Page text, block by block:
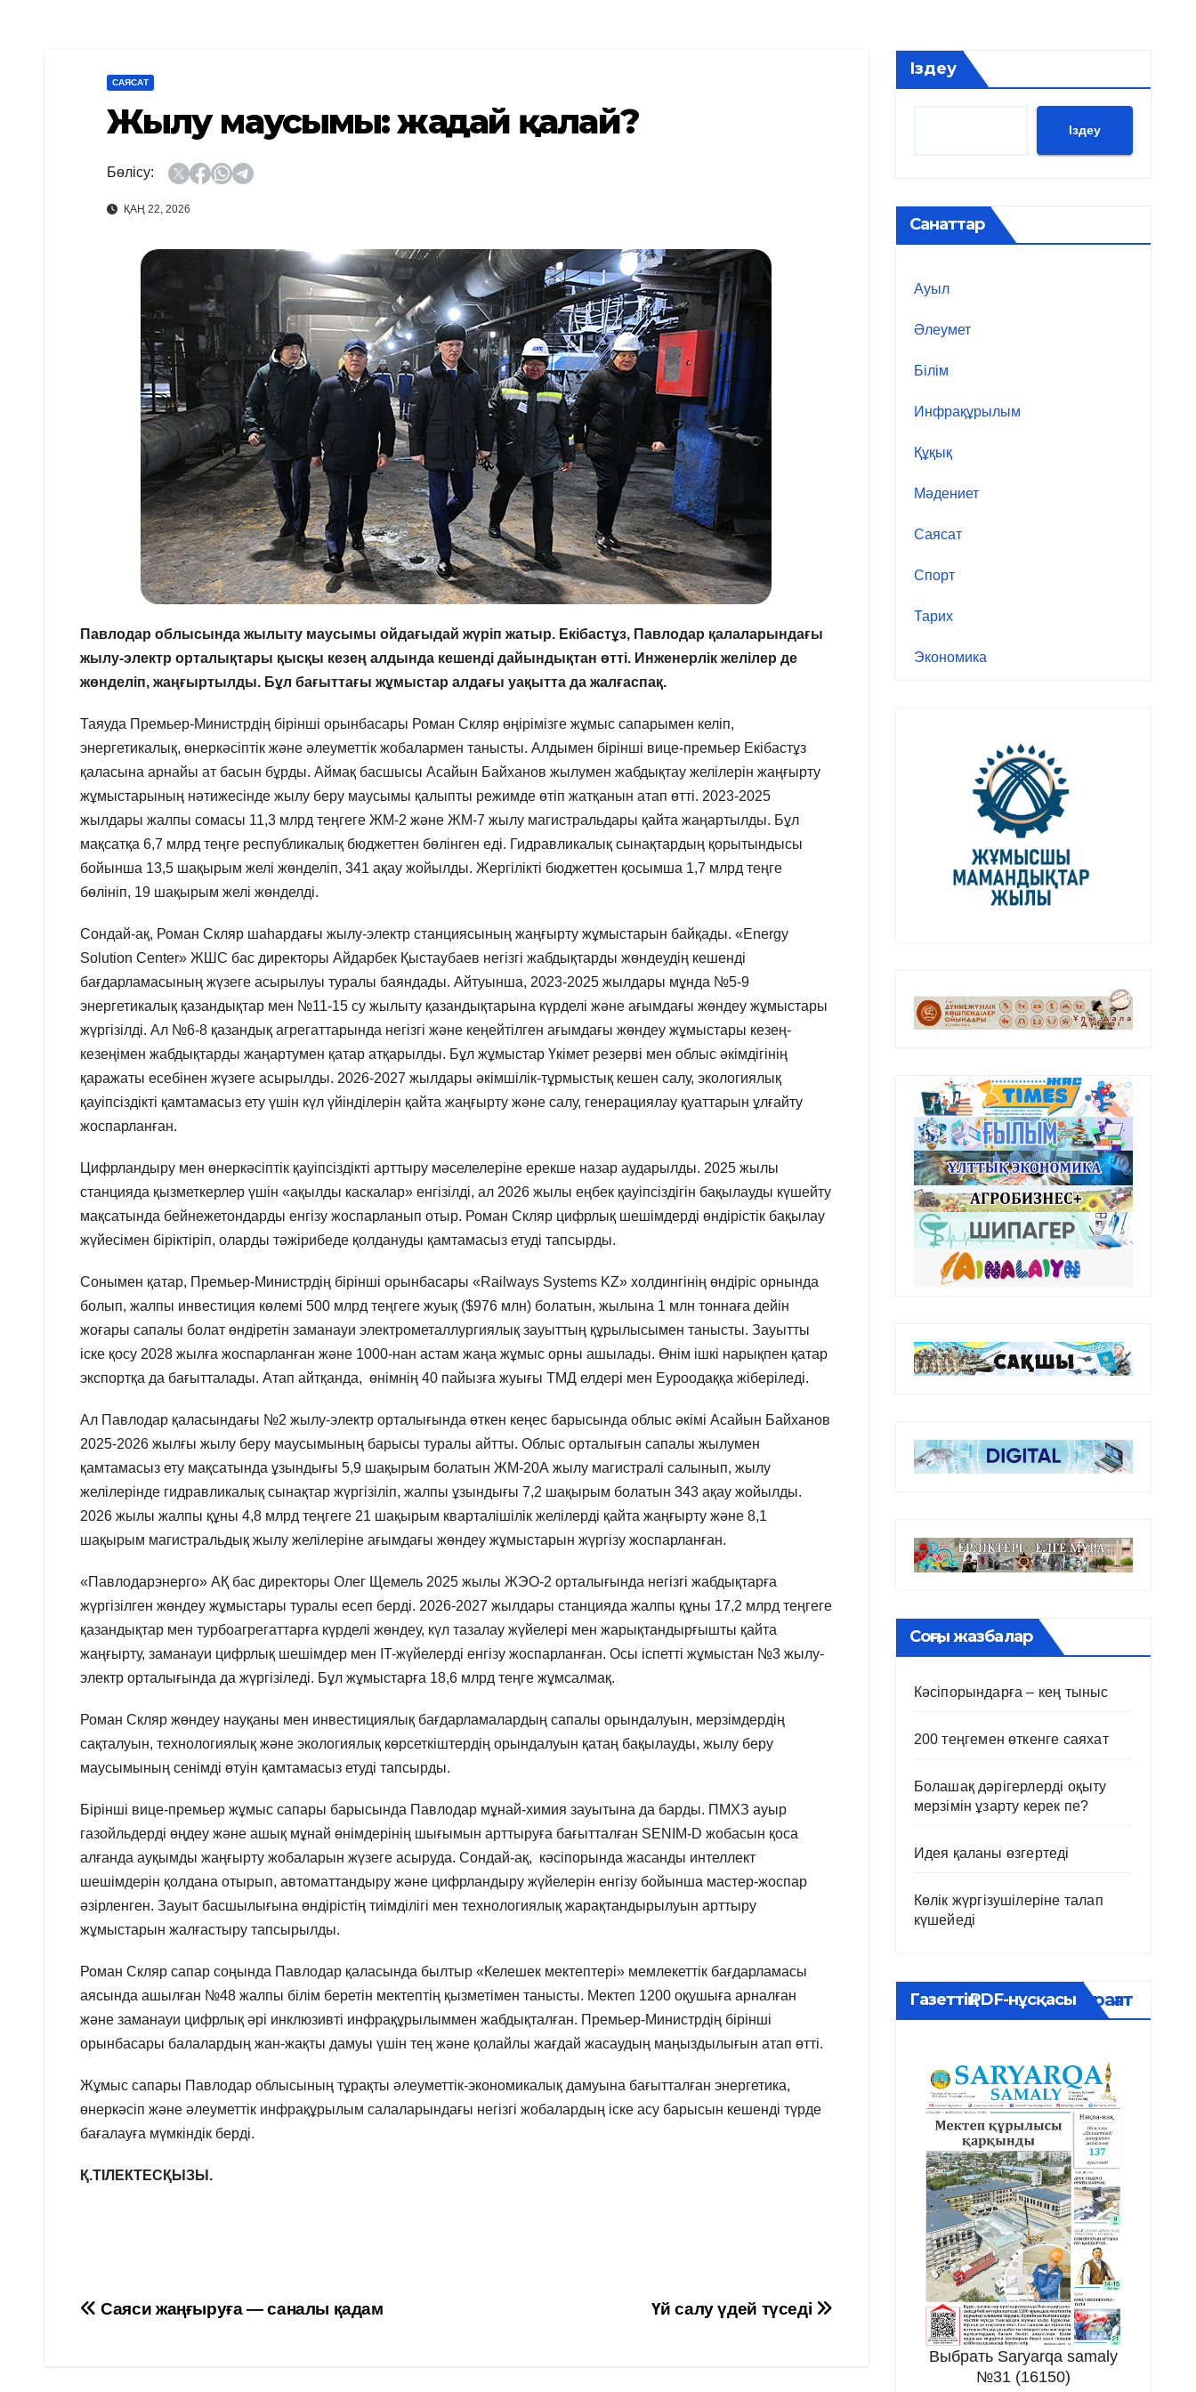
САЯСАТ
Жылу маусымы: жағдай қалай?
Бөлісу:
ҚАҢ 22, 2026
Павлодар облысында жылыту маусымы ойдағыдай жүріп жатыр. Екібастұз, Павлодар қалаларындағы
жылу-электр орталықтары қысқы кезең алдында кешенді дайындықтан өтті. Инженерлік желілер де
жөнделіп, жаңғыртылды. Бұл бағыттағы жұмыстар алдағы уақытта да жалғаспақ.
Таяуда Премьер-Министрдің бірінші орынбасары Роман Скляр өңірімізге жұмыс сапарымен келіп,
энергетикалық, өнеркәсіптік және әлеуметтік жобалармен танысты. Алдымен бірінші вице-премьер Екібастұз
қаласына арнайы ат басын бұрды. Аймақ басшысы Асайын Байханов жылумен жабдықтау желілерін жаңғырту
жұмыстарының нәтижесінде жылу беру маусымы қалыпты режимде өтіп жатқанын атап өтті. 2023-2025
жылдары жалпы сомасы 11,3 млрд теңгеге ЖМ-2 және ЖМ-7 жылу магистральдары қайта жаңартылды. Бұл
мақсатқа 6,7 млрд теңге республикалық бюджеттен бөлінген еді. Гидравликалық сынақтардың қорытындысы
бойынша 13,5 шақырым желі жөнделіп, 341 ақау жойылды. Жергілікті бюджеттен қосымша 1,7 млрд теңге
бөлініп, 19 шақырым желі жөнделді.
Сондай-ақ, Роман Скляр шаһардағы жылу-электр станциясының жаңғырту жұмыстарын байқады. «Energy
Solution Center» ЖШС бас директоры Айдарбек Қыстаубаев негізгі жабдықтарды жөндеудің кешенді
бағдарламасының жүзеге асырылуы туралы баяндады. Айтуынша, 2023-2025 жылдары мұнда №5-9
энергетикалық қазандықтар мен №11-15 су жылыту қазандықтарына күрделі және ағымдағы жөндеу жұмыстары
жүргізілді. Ал №6-8 қазандық агрегаттарында негізгі және кеңейтілген ағымдағы жөндеу жұмыстары кезең-
кезеңімен жабдықтарды жаңартумен қатар атқарылды. Бұл жұмыстар Үкімет резерві мен облыс әкімдігінің
қаражаты есебінен жүзеге асырылды. 2026-2027 жылдары әкімшілік-тұрмыстық кешен салу, экологиялық
қауіпсіздікті қамтамасыз ету үшін күл үйінділерін қайта жаңғырту және салу, генерациялау қуаттарын ұлғайту
жоспарланған.
Цифрландыру мен өнеркәсіптік қауіпсіздікті арттыру мәселелеріне ерекше назар аударылды. 2025 жылы
станцияда қызметкерлер үшін «ақылды каскалар» енгізілді, ал 2026 жылы еңбек қауіпсіздігін бақылауды күшейту
мақсатында бейнежетондарды енгізу жоспарланып отыр. Роман Скляр цифрлық шешімдерді өндірістік бақылау
жүйесімен біріктіріп, оларды тәжірибеде қолдануды қамтамасыз етуді тапсырды.
Сонымен қатар, Премьер-Министрдің бірінші орынбасары «Railways Systems KZ» холдингінің өндіріс орнында
болып, жалпы инвестиция көлемі 500 млрд теңгеге жуық ($976 млн) болатын, жылына 1 млн тоннаға дейін
жоғары сапалы болат өндіретін заманауи электрометаллургиялық зауыттың құрылысымен танысты. Зауытты
іске қосу 2028 жылға жоспарланған және 1000-нан астам жаңа жұмыс орны ашылады. Өнім ішкі нарықпен қатар
экспортқа да бағытталады. Атап айтқанда, өнімнің 40 пайызға жуығы ТМД елдері мен Еуроодаққа жіберіледі.
Ал Павлодар қаласындағы №2 жылу-электр орталығында өткен кеңес барысында облыс әкімі Асайын Байханов
2025-2026 жылғы жылу беру маусымының барысы туралы айтты. Облыс орталығын сапалы жылумен
қамтамасыз ету мақсатында ұзындығы 5,9 шақырым болатын ЖМ-20А жылу магистралі салынып, жылу
желілерінде гидравликалық сынақтар жүргізіліп, жалпы ұзындығы 7,2 шақырым болатын 343 ақау жойылды.
2026 жылы жалпы құны 4,8 млрд теңгеге 21 шақырым кварталішілік желілерді қайта жаңғырту және 8,1
шақырым магистральдық жылу желілеріне ағымдағы жөндеу жұмыстарын жүргізу жоспарланған.
«Павлодарэнерго» АҚ бас директоры Олег Щемель 2025 жылы ЖЭО-2 орталығында негізгі жабдықтарға
жүргізілген жөндеу жұмыстары туралы есеп берді. 2026-2027 жылдары станцияда жалпы құны 17,2 млрд теңгеге
қазандықтар мен турбоагрегаттарға күрделі жөндеу, күл тазалау жүйелері мен жарықтандырғышты қайта
жаңғырту, заманауи цифрлық шешімдер мен IT-жүйелерді енгізу жоспарланған. Осы іспетті жұмыстан №3 жылу-
электр орталығында да жүргізіледі. Бұл жұмыстарға 18,6 млрд теңге жұмсалмақ.
Роман Скляр жөндеу науқаны мен инвестициялық бағдарламалардың сапалы орындалуын, мерзімдердің
сақталуын, технологиялық және экологиялық көрсеткіштердің орындалуын қатаң бақылауды, жылу беру
маусымының сенімді өтуін қамтамасыз етуді тапсырды.
Бірінші вице-премьер жұмыс сапары барысында Павлодар мұнай-химия зауытына да барды. ПМХЗ ауыр
газойльдерді өңдеу және ашық мұнай өнімдерінің шығымын арттыруға бағытталған SENIM-D жобасын қоса
алғанда ауқымды жаңғырту жобаларын жүзеге асыруда. Сондай-ақ, кәсіпорында жасанды интеллект
шешімдерін қолдана отырып, автоматтандыру және цифрландыру жүйелерін енгізу бойынша мастер-жоспар
әзірленген. Зауыт басшылығына өндірістің тиімділігі мен технологиялық жарақтандырылуын арттыру
жұмыстарын жалғастыру тапсырылды.
Роман Скляр сапар соңында Павлодар қаласында былтыр «Келешек мектептері» мемлекеттік бағдарламасы
аясында ашылған №48 жалпы білім беретін мектептің қызметімен танысты. Мектеп 1200 оқушыға арналған
және заманауи цифрлық әрі инклюзивті инфрақұрылыммен жабдықталған. Премьер-Министрдің бірінші
орынбасары балалардың жан-жақты дамуы үшін тең және қолайлы жағдай жасаудың маңыздылығын атап өтті.
Жұмыс сапары Павлодар облысының тұрақты әлеуметтік-экономикалық дамуына бағытталған энергетика,
өнеркәсіп және әлеуметтік инфрақұрылым салаларындағы негізгі жобалардың іске асу барысын кешенді түрде
бағалауға мүмкіндік берді.
Қ.ТІЛЕКТЕСҚЫЗЫ.
Навигация
Үй салу үдей түседі
Саяси жаңғыруға — саналы қадам
Іздеу
Іздеу
Санаттар
Ауыл
Әлеумет
Білім
Инфрақұрылым
Құқық
Мәдениет
Саясат
Спорт
Тарих
Экономика
Соңғы жазбалар
Кәсіпорындарға – кең тыныс
200 теңгемен өткенге саяхат
Болашақ дәрігерлерді оқыту
мерзімін ұзарту керек пе?
Идея қаланы өзгертеді
Көлік жүргізушілеріне талап
күшейеді
Газеттің PDF-нұсқасыМұрағат
Выбрать Saryarqa samaly
№31 (16150)